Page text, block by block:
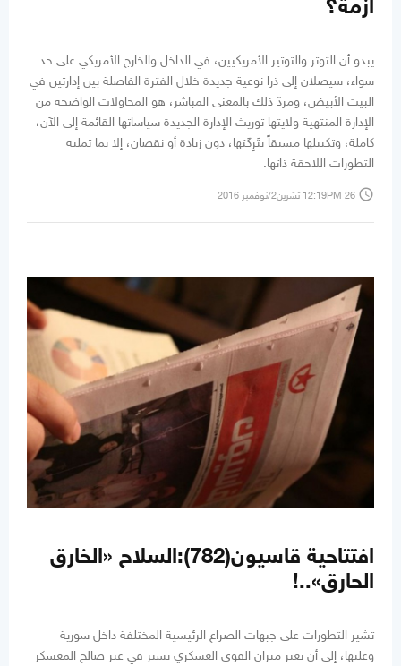
أزمة؟
يبدو أن التوتر والتوتير الأمريكيين، في الداخل والخارج الأمريكي على حد
سواء، سيصلان إلى ذرا نوعية جديدة خلال الفترة الفاصلة بين إدارتين في
البيت الأبيض، ومردّ ذلك بالمعنى المباشر، هو المحاولات الواضحة من
الإدارة المنتهية ولايتها توريث الإدارة الجديدة سياساتها القائمة إلى الآن،
كاملة، وتكبيلها مسبقاً بتَرِكَتها، دون زيادة أو نقصان، إلا بما تمليه
التطورات اللاحقة ذاتها.
access_time 12:19PM 26 تشرين2/نوفمبر 2016
افتتاحية قاسيون(782):السلاح «الخارق
الحارق»..!
تشير التطورات على جبهات الصراع الرئيسية المختلفة داخل سورية
وعليها، إلى أن تغير ميزان القوى العسكري يسير في غير صالح المعسكر